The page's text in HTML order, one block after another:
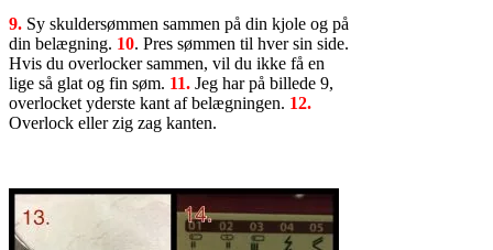
9. Sy skuldersømmen sammen på din kjole og på
din belægning. 10. Pres sømmen til hver sin side.
Hvis du overlocker sammen, vil du ikke få en
lige så glat og fin søm. 11. Jeg har på billede 9,
overlocket yderste kant af belægningen. 12.
Overlock eller zig zag kanten.